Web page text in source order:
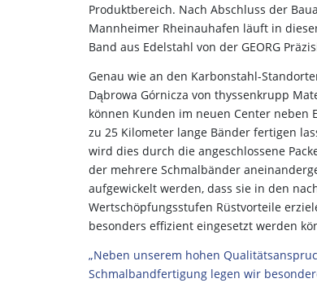
Produktbereich. Nach Abschluss der
Mannheimer Rheinauhafen läuft in
Band aus Edelstahl von der GEORG
Genau wie an den Karbonstahl-
Dąbrowa Górnicza von thyssenkrupp
können Kunden im neuen Center neben
zu 25 Kilometer lange Bänder fertigen
wird dies durch die angeschlossene
der mehrere Schmalbänder
aufgewickelt werden, dass sie in den
Wertschöpfungsstufen Rüstvorteile
besonders effizient eingesetzt werden
„Neben unserem hohen
Schmalbandfertigung legen wir